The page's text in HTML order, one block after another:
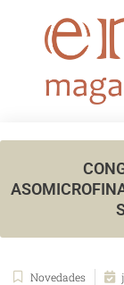
contenido
Novedades